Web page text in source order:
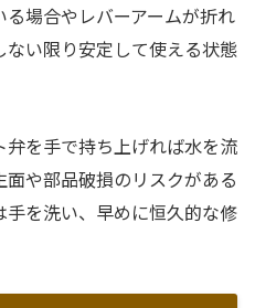
場合やレバーアームが折れ
い限り安定して使える状態
を手で持ち上げれば水を流
や部品破損のリスクがある
を洗い、早めに恒久的な修